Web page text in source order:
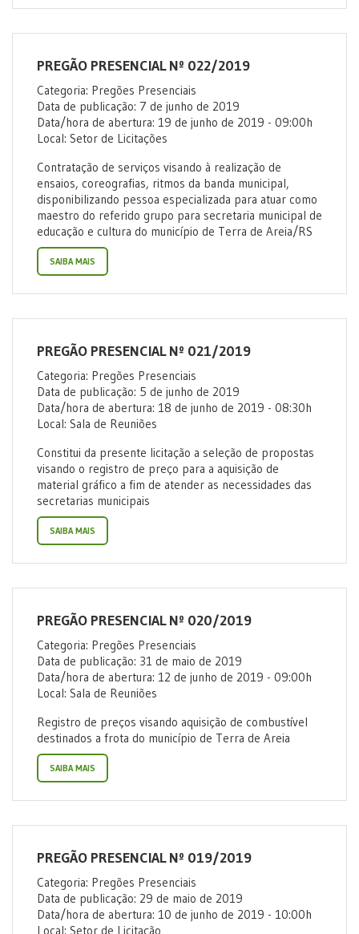
PREGÃO PRESENCIAL Nº 022/2019
Categoria: Pregões Presenciais
Data de publicação: 7 de junho de 2019
Data/hora de abertura: 19 de junho de 2019 - 09:00h
Local: Setor de Licitações
Contratação de serviços visando à realização de
ensaios, coreografias, ritmos da banda municipal,
disponibilizando pessoa especializada para atuar como
maestro do referido grupo para secretaria municipal de
educação e cultura do município de Terra de Areia/RS
SAIBA MAIS
PREGÃO PRESENCIAL Nº 021/2019
Categoria: Pregões Presenciais
Data de publicação: 5 de junho de 2019
Data/hora de abertura: 18 de junho de 2019 - 08:30h
Local: Sala de Reuniões
Constitui da presente licitação a seleção de propostas
visando o registro de preço para a aquisição de
material gráfico a fim de atender as necessidades das
secretarias municipais
SAIBA MAIS
PREGÃO PRESENCIAL Nº 020/2019
Categoria: Pregões Presenciais
Data de publicação: 31 de maio de 2019
Data/hora de abertura: 12 de junho de 2019 - 09:00h
Local: Sala de Reuniões
Registro de preços visando aquisição de combustível
destinados a frota do município de Terra de Areia
SAIBA MAIS
PREGÃO PRESENCIAL Nº 019/2019
Categoria: Pregões Presenciais
Data de publicação: 29 de maio de 2019
Data/hora de abertura: 10 de junho de 2019 - 10:00h
Local: Setor de Licitação